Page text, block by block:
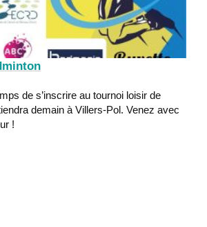
de s’inscrire au tournoi loisir de
demain à Villers-Pol. Venez avec
!